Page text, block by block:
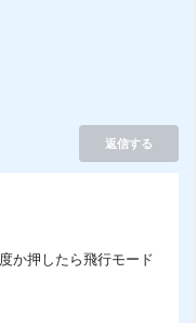
返信する
か押したら飛行モード